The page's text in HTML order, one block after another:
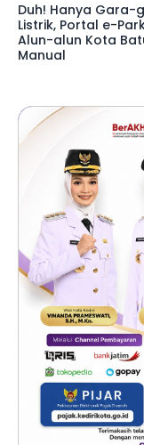
Duh! Hanya Gara-
Listrik, Portal e-
Alun-alun Kota
Manual